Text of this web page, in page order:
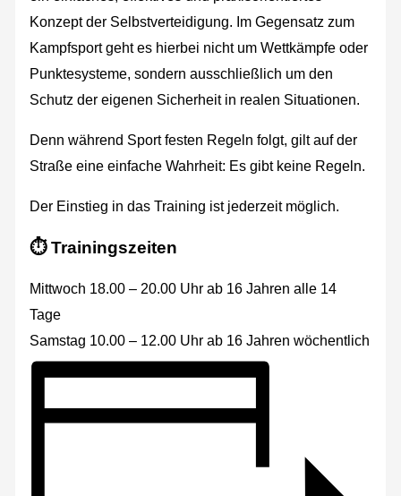
Konzept der Selbstverteidigung. Im Gegensatz zum
Kampfsport geht es hierbei nicht um Wettkämpfe oder
Punktesysteme, sondern ausschließlich um den
Schutz der eigenen Sicherheit in realen Situationen.
Denn während Sport festen Regeln folgt, gilt auf der
Straße eine einfache Wahrheit: Es gibt keine Regeln.
Der Einstieg in das Training ist jederzeit möglich.
⏱️ Trainingszeiten
Mittwoch 18.00 – 20.00 Uhr ab 16 Jahren alle 14
Tage
Samstag 10.00 – 12.00 Uhr ab 16 Jahren wöchentlich